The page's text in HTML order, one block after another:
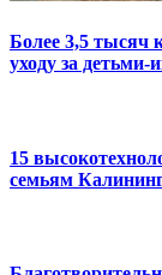
Более 3,5 тысяч
уходу за детьми-
15
семьям